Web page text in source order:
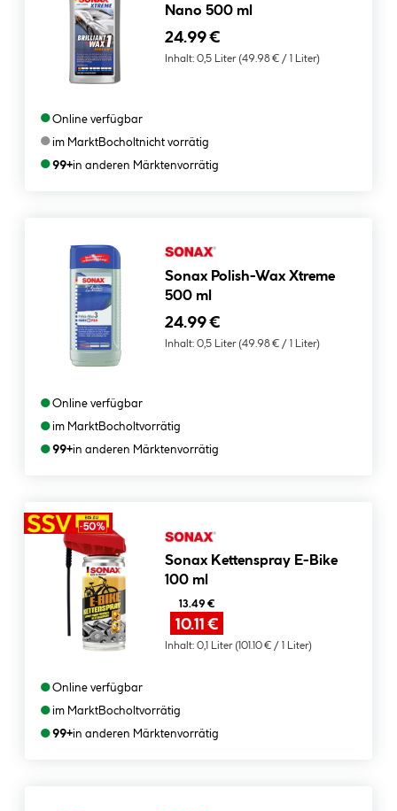
Nano 500 ml
24.99 €
Inhalt: 0,5 Liter (49.98 € / 1 Liter)
●Online verfügbar
●im MarktBocholtnicht vorrätig
●99+in anderen Märktenvorrätig
Sonax Polish-Wax Xtreme
500 ml
24.99 €
Inhalt: 0,5 Liter (49.98 € / 1 Liter)
●Online verfügbar
●im MarktBocholtvorrätig
●99+in anderen Märktenvorrätig
Sonax Kettenspray E-Bike
100 ml
13.49 €
10.11 €
Inhalt: 0,1 Liter (101.10 € / 1 Liter)
●Online verfügbar
●im MarktBocholtvorrätig
●99+in anderen Märktenvorrätig